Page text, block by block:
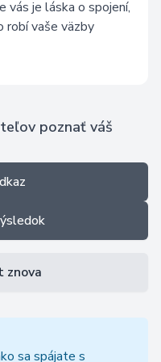
je láska o spojení,
vaše väzby
poznať váš
znova
sa spájate s